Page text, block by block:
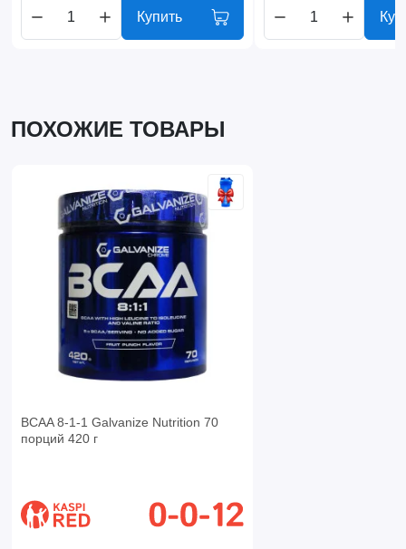
Купить
ПОХОЖИЕ ТОВАРЫ
BCAA 8-1-1 Galvanize Nutrition 70
порций 420 г